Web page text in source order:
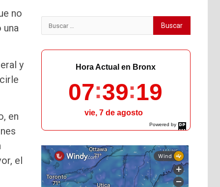
no
una
y
en
el
Buscar:
Powered by
DaysPedia.com
Hora Actual en Bronx
07 39 20
vie, 7 de agosto